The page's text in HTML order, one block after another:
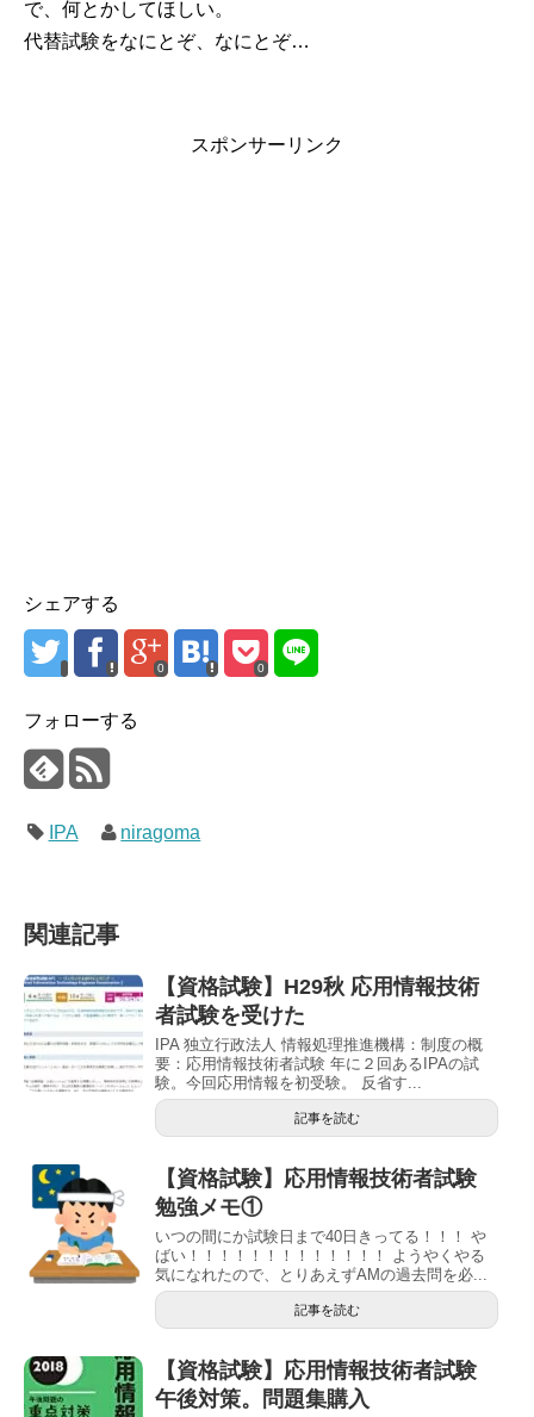
で、何とかしてほしい。
代替試験をなにとぞ、なにとぞ…
スポンサーリンク
シェアする
0 0
フォローする
IPA niragoma
関連記事
【資格試験】H29秋 応用情報技術
者試験を受けた
IPA 独立行政法人 情報処理推進機構：制度の概
要：応用情報技術者試験 年に２回あるIPAの試
験。今回応用情報を初受験。 反省す...
記事を読む
【資格試験】応用情報技術者試験
勉強メモ①
いつの間にか試験日まで40日きってる！！！ や
ばい！！！！！！！！！！！！！ ようやくやる
気になれたので、とりあえずAMの過去問を必...
記事を読む
【資格試験】応用情報技術者試験
午後対策。問題集購入